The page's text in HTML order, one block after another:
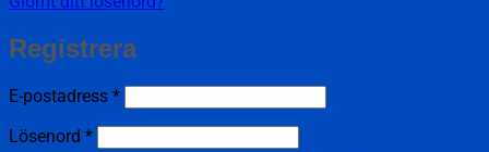
Registrera
E-postadress *Obligatoriskt
Lösenord *Obligatoriskt